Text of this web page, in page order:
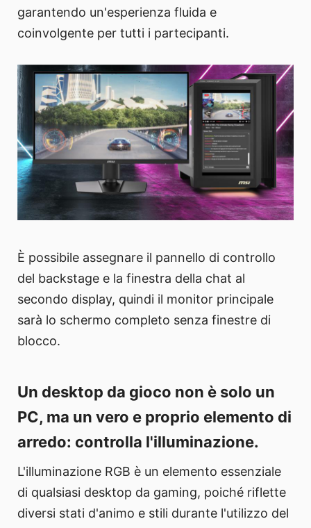
garantendo un'esperienza fluida e
coinvolgente per tutti i partecipanti.
È possibile assegnare il pannello di controllo
del backstage e la finestra della chat al
secondo display, quindi il monitor principale
sarà lo schermo completo senza finestre di
blocco.
Un desktop da gioco non è solo un
PC, ma un vero e proprio elemento di
arredo: controlla l'illuminazione.
L'illuminazione RGB è un elemento essenziale
di qualsiasi desktop da gaming, poiché riflette
diversi stati d'animo e stili durante l'utilizzo del